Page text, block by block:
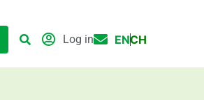
Log in ENCH